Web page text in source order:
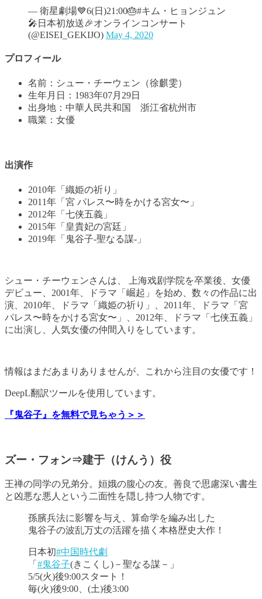
— 衛星劇場💙6(日)21:00🎂#キム・ヒョンジュン
🎤日本初放送🎉オンラインコンサート
(@EISEI_GEKIJO) May 4, 2020
プロフィール
名前：シュー・チーウェン（徐麒雯）
生年月日：1983年07月29日
出身地：中華人民共和国 浙江省杭州市
職業：女優
出演作
2010年「織姫の祈り」
2011年「宮 パレス〜時をかける宮女〜」
2012年「七侠五義」
2015年「皇貴妃の宮廷」
2019年「鬼谷子-聖なる謀-」
シュー・チーウェンさんは、 上海戏剧学院を卒業後、女優
デビュー、2001年、ドラマ「崛起」を始め、数々の作品に出
演、2010年、ドラマ「織姫の祈り」、2011年、ドラマ「宮
パレス〜時をかける宮女〜」、2012年、ドラマ「七侠五義」
に出演し、人気女優の仲間入りをしています。
情報はまだあまりありませんが、これから注目の女優です！
DeepL翻訳ツールを使用しています。
『鬼谷子』を無料で見ちゃう＞＞
ズー・フォン⇒建于（けんう）役
王禅の同学の兄弟分。姮娥の腹心の友。善良で思慮深い書生
と凶悪な悪人という二面性を隠し持つ人物です。
孫臏兵法に影響を与え、算命学を編み出した
鬼谷子の波乱万丈の活躍を描く本格歴史大作！
日本初#中国時代劇
「 #鬼谷子(きこくし)－聖なる謀－」
5/5(火)後9:00スタート！
毎(火)後9:00、(土)後3:00